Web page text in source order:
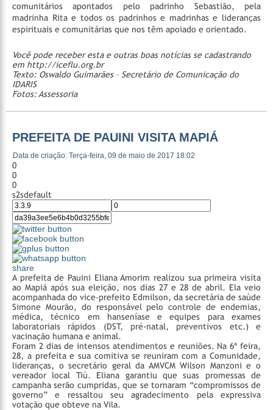
comunitários apontados pelo padrinho Sebastião, pela
madrinha Rita e todos os padrinhos e madrinhas e lideranças
espirituais e comunitárias que nos têm apoiado e orientado.
Você pode receber esta e outras boas notícias se cadastrando
em http://iceflu.org.br
Texto: Oswaldo Guimarães – Secretário de Comunicação do
IDARIS
Fotos: Assessoria
PREFEITA DE PAUINI VISITA MAPIÁ
Data de criação: Terça-feira, 09 de maio de 2017 18:02
0
0
0
s2sdefault
share
A prefeita de Pauini Eliana Amorim realizou sua primeira visita
ao Mapiá após sua eleição, nos dias 27 e 28 de abril. Ela veio
acompanhada do vice-prefeito Edmilson, da secretária de saúde
Simone Mourão, do responsável pelo controle de endemias,
médica, técnico em hanseníase e equipes para exames
laboratoriais rápidos (DST, pré-natal, preventivos etc.) e
vacinação humana e animal.
Foram 2 dias de intensos atendimentos e reuniões. Na 6ª feira,
28, a prefeita e sua comitiva se reuniram com a Comunidade,
lideranças, o secretário geral da AMVCM Wilson Manzoni e o
vereador local Tiú. Eliana garantiu que suas promessas de
campanha serão cumpridas, que se tornaram “compromissos de
governo” e ressaltou seu agradecimento pela expressiva
votação que obteve na Vila.